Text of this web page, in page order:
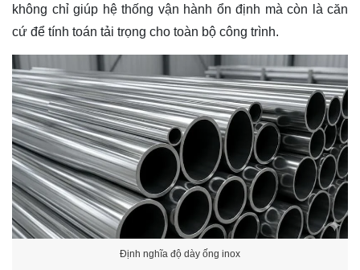
không chỉ giúp hệ thống vận hành ổn định mà còn là căn
cứ để tính toán tải trọng cho toàn bộ công trình.
Định nghĩa độ dày ống inox